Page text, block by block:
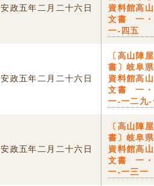
安政五年二月二十六日
資料館高
文書 一
一-四五
安政五年二月二十六日
〔高山陣
書〕岐阜
資料館高
文書 一
一-一二九-
安政五年二月二十六日
〔高山陣
書〕岐阜
資料館高
文書 一
一-一三一